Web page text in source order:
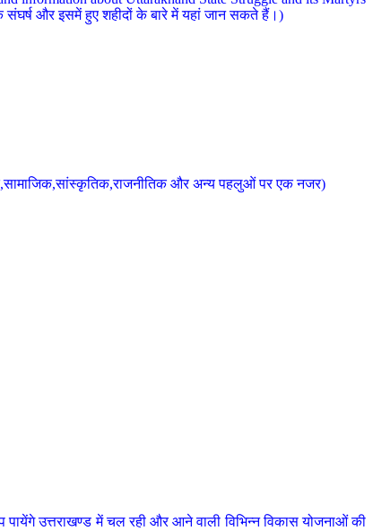
संघर्ष और इसमें हुए शहीदों के बारे में यहां जान सकते हैं।)
और अन्य पहलुओं पर एक नजर)
उत्तराखण्ड में चल रही और आने वाली विभिन्न विकास योजनाओं की